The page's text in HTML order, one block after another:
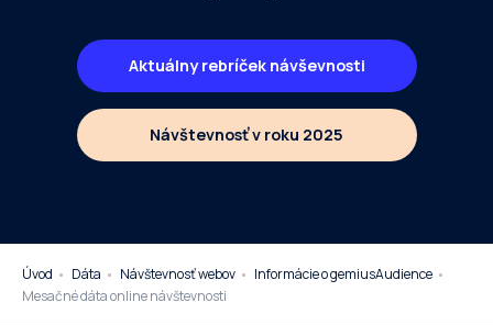
Aktuálny rebríček návševnosti
Návštevnosť v roku 2025
Úvod Dáta Návštevnosť webov
Informácie o gemiusAudience
Mesačné dáta online návštevnosti